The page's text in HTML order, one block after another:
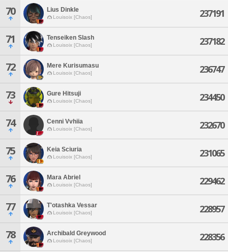
70 Lius Dinkle
Louisoix [Chaos] 237191
71 Tenseiken Slash
Louisoix [Chaos] 237182
72 Mere Kurisumasu
Louisoix [Chaos] 236747
73 Gure Hitsuji
Louisoix [Chaos] 234450
74 Cenni Vvhiia
Louisoix [Chaos] 232670
75 Keia Sciuria
Louisoix [Chaos] 231065
76 Mara Abriel
Louisoix [Chaos] 229462
77 T'otashka Vessar
Louisoix [Chaos] 228957
78 Archibald Greywood
Louisoix [Chaos] 228356